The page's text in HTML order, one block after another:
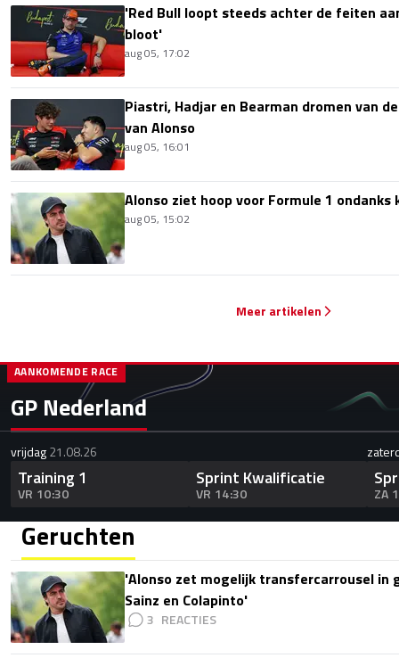
'Red Bull loopt steeds achter de feiten
bloot'
aug 05, 17:02
Piastri, Hadjar en Bearman dromen van
van Alonso
aug 05, 16:01
Alonso ziet hoop voor Formule 1
aug 05, 15:02
Meer artikelen
GP Nederland
AANKOMENDE RACE
vrijdag21.08.26
Training 1
VR 10:30
Sprint Kwalificatie
VR 14:30 ZA
Geruchten
'Alonso zet mogelijk transfercarrousel in
Sainz en Colapinto'
3